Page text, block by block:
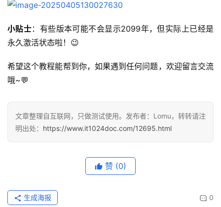
小贴士：有些版本可能不会显示2099年，但实际上已经是
永久激活状态啦！😉
希望这个教程能帮到你，如果遇到任何问题，欢迎留言交流
哦~💬
文章整理自互联网，只做测试使用。发布者：Lomu，转转请注
明出处： https://www.it1024doc.com/12695.html
赞 (0)
0
生成海报